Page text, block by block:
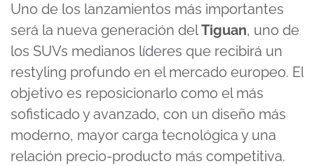
Uno de los lanzamientos más importantes
será la nueva generación delTiguan, uno de
los SUVs medianos líderes que recibirá un
restyling profundo en el mercado europeo. El
objetivo es reposicionarlo como el más
sofisticado y avanzado, con un diseño más
moderno, mayor carga tecnológica y una
relación precio-producto más competitiva.